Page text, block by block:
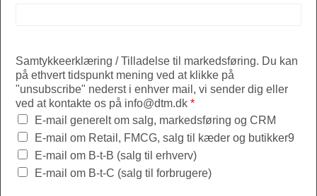
Samtykkeerklæring / Tilladelse til markedsføring. Du kan
på ethvert tidspunkt mening ved at klikke på
"unsubscribe" nederst i enhver mail, vi sender dig eller
ved at kontakte os på info@dtm.dk *
E-mail generelt om salg, markedsføring og CRM
E-mail om Retail, FMCG, salg til kæder og butikker9
E-mail om B-t-B (salg til erhverv)
E-mail om B-t-C (salg til forbrugere)